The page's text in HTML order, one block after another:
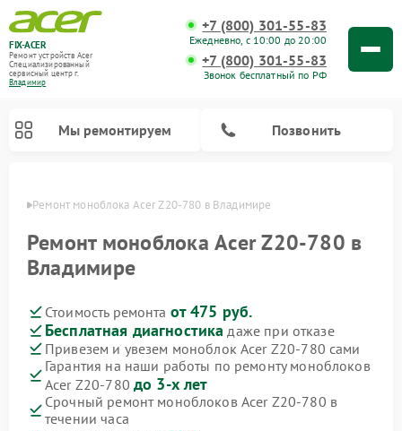
FIX-ACER
Ремонт устройств Acer
Специализированный
cервисный центр г.
Владимир
+7 (800) 301-55-83
Ежедневно, с 10:00 до 20:00
+7 (800) 301-55-83
Звонок бесплатный по РФ
Мы ремонтируем Позвонить
Ремонт моноблока Acer Z20-780 в Владимире
Ремонт моноблока Acer Z20-780 в
Владимире
Стоимость ремонта от 475 руб.
Бесплатная диагностика даже при отказе
Привезем и увезем моноблок Acer Z20-780 сами
Гарантия на наши работы по ремонту моноблоков
Acer Z20-780 до 3-х лет
Срочный ремонт моноблоков Acer Z20-780 в
течении часа